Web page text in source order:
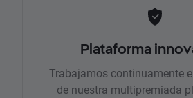
Plataforma
Trabajamos continuamente
de nuestra multipremiada